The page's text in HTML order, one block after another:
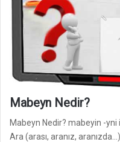
Mabeyn Nedir?
Mabeyn Nedir? mabeyin -yni
Ara (arası, aranız,